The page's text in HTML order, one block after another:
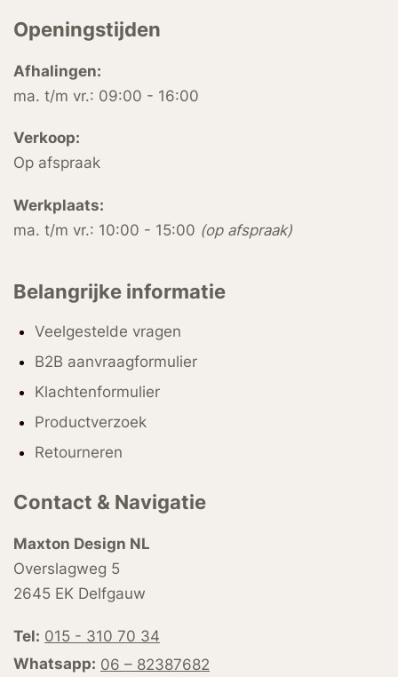
Openingstijden
Afhalingen:
ma. t/m vr.: 09:00 - 16:00
Verkoop:
Op afspraak
Werkplaats:
ma. t/m vr.: 10:00 - 15:00 (op afspraak)
Belangrijke informatie
Veelgestelde vragen
B2B aanvraagformulier
Klachtenformulier
Productverzoek
Retourneren
Contact & Navigatie
Maxton Design NL
Overslagweg 5
2645 EK Delfgauw
Tel: 015 - 310 70 34
Whatsapp: 06 – 82387682